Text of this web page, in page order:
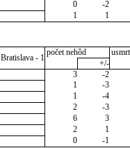
0
-2
1 1
Bratislava - 1
počet nehôd
+/-
3
-2
1
-3
1
-4
2
-3
6
3
2
1
0 -1